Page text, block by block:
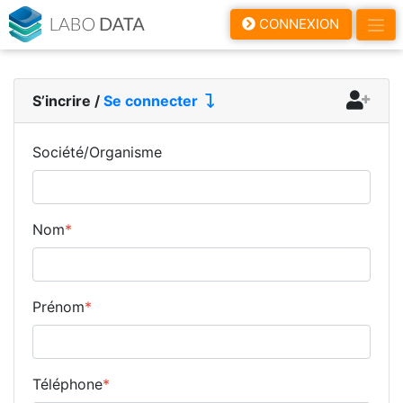
CONNEXION
S’incrire / Se connecter
Société/Organisme
Nom*
Prénom*
Téléphone*